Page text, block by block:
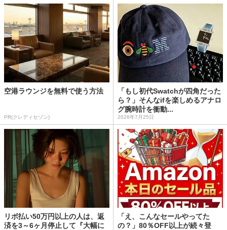
空港ラウンジを無料で使う方法
PR(クレディセゾン)
「もし初代Swatchが四角だった
ら？」そんなifを楽しめるアナロ
グ腕時計を衝動...
2026年7月25日
リボ払い50万円以上の人は、返
済を3～6ヶ月停止して『大幅に
「え、こんなセールやってた
の？」80％OFF以上が続々登